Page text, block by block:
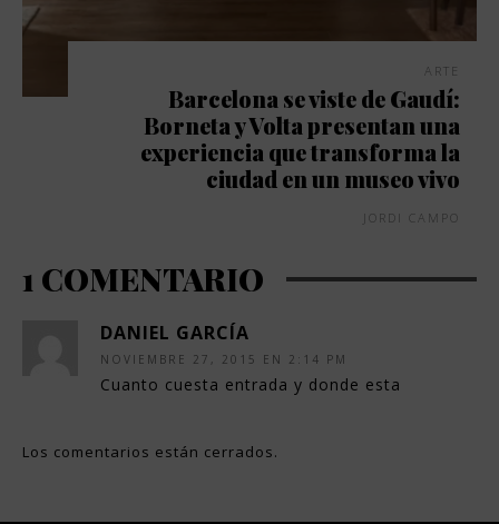
ARTE
Barcelona se viste de Gaudí:
Borneta y Volta presentan una
experiencia que transforma la
ciudad en un museo vivo
JORDI CAMPO
1 COMENTARIO
DANIEL GARCÍA
NOVIEMBRE 27, 2015 EN 2:14 PM
Cuanto cuesta entrada y donde esta
Los comentarios están cerrados.